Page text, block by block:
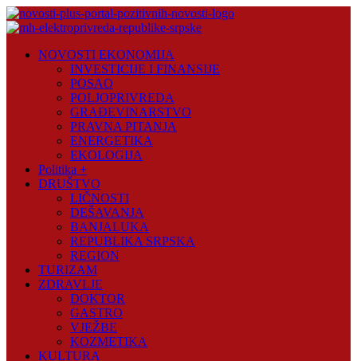
Skip
to
Plus
NOVOSTI EKONOMIJA
INVESTICIJE I FINANSIJE
POSAO
POLJOPRIVREDA
GRAĐEVINARSTVO
PRAVNA PITANJA
ENERGETIKA
EKOLOGIJA
Politika +
DRUŠTVO
LIČNOSTI
DEŠAVANJA
BANJALUKA
REPUBLIKA SRPSKA
REGION
TURIZAM
ZDRAVLJE
DOKTOR
GASTRO
VJEŽBE
KOZMETIKA
KULTURA